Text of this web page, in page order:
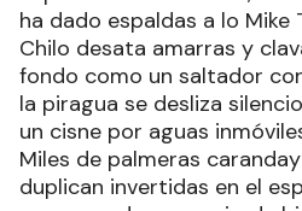
ha dado espaldas a lo Mike
Chilo desata amarras y
fondo como un saltador
la piragua se desliza
un cisne por aguas
Miles de palmeras
duplican invertidas en el